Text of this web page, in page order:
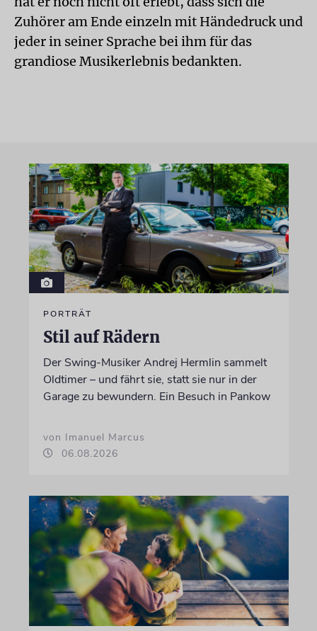
Zuhörer am Ende einzeln mit Händedruck und
jeder in seiner Sprache bei ihm für das
grandiose Musikerlebnis bedankten.
PORTRÄT
Stil auf Rädern
Der Swing-Musiker Andrej Hermlin sammelt
Oldtimer – und fährt sie, statt sie nur in der
Garage zu bewundern. Ein Besuch in Pankow
von Imanuel Marcus
06.08.2026